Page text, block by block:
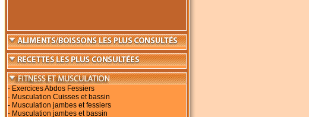
- Exercices Abdos Fessiers
- Musculation Cuisses et bassin
- Musculation jambes et fessiers
- Musculation jambes et bassin